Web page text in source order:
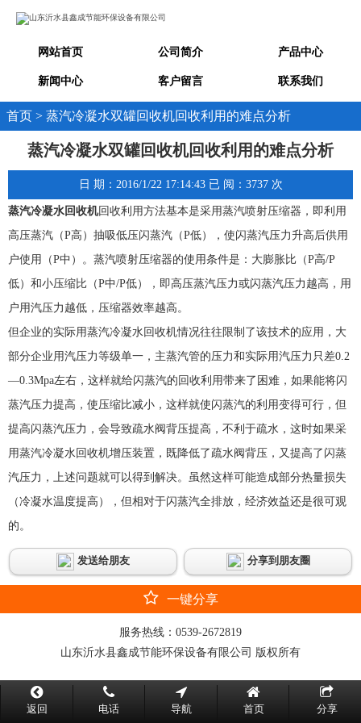
网站首页 公司简介 产品中心
新闻中心 客户留言 联系我们
首页 > 蒸汽冷凝水双罐回收机回收利用的难点分析
蒸汽冷凝水双罐回收机回收利用的难点分析
日 期：2016/1/22 17:14:43 已 阅：3737 次
蒸汽冷凝水回收机回收利用方法基本是采用蒸汽喷射压缩器，即利用
高压蒸汽（P高）抽吸低压闪蒸汽（P低），使闪蒸汽压力升高后供用
户使用（P中）。蒸汽喷射压缩器的使用条件是：大膨胀比（P高/P
低）和小压缩比（P中/P低），即高压蒸汽压力或闪蒸汽压力越高，用
户用汽压力越低，压缩器效率越高。
但企业的实际用蒸汽冷凝水回收机情况往往限制了该技术的应用，大
部分企业用汽压力等级单一，主蒸汽管的压力和实际用汽压力只差0.2
—0.3Mpa左右，这样就给闪蒸汽的回收利用带来了困难，如果能将闪
蒸汽压力提高，使压缩比减小，这样就使闪蒸汽的利用变得可行，但
提高闪蒸汽压力，会导致疏水阀背压提高，不利于疏水，这时如果采
用蒸汽冷凝水回收机增压装置，既降低了疏水阀背压，又提高了闪蒸
汽压力，上述问题就可以得到解决。虽然这样可能造成部分热量损失
（冷凝水温度提高），但相对于闪蒸汽全排放，经济效益还是很可观
的。
发送给朋友 分享到朋友圈
一键分享
服务热线： 0539-2672819
山东沂水县鑫成节能环保设备有限公司 版权所有
返回 电话 导航 首页 分享